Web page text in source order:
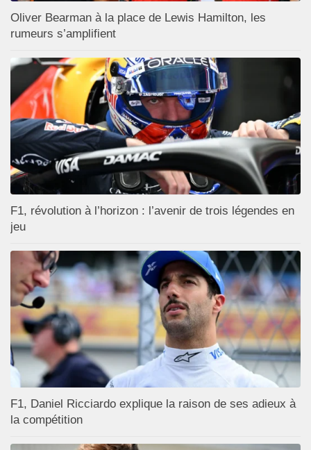
Oliver Bearman à la place de Lewis Hamilton, les
rumeurs s’amplifient
F1, révolution à l’horizon : l’avenir de trois légendes en
jeu
F1, Daniel Ricciardo explique la raison de ses adieux à
la compétition